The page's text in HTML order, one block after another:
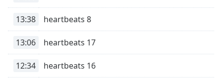
modal
window.
Beginning
13:38 heartbeats 8
13:06 heartbeats 17
12:34 heartbeats 16